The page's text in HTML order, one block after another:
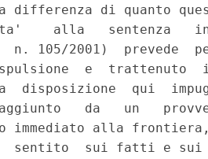
differenza di quanto
alla   sentenza
n. 105/2001)  prevede
e  trattenuto
disposizione  qui
da   un
immediato alla
sentito  sui fatti e